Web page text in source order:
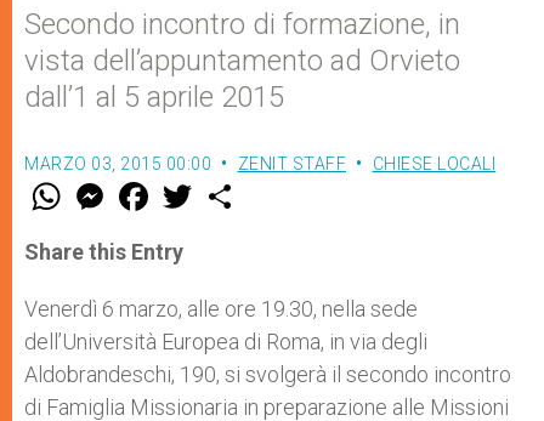
Secondo incontro di formazione, in
vista dell’appuntamento ad Orvieto
dall’1 al 5 aprile 2015
MARZO 03, 2015 00:00 ZENIT STAFF CHIESE LOCALI
W
t
s
p
p
M
e
s
e
g
e
r
F
a
e
b
o
k
w
r
Share this Entry
Venerdì 6 marzo, alle ore 19.30, nella sede
dell’Università Europea di Roma, in via degli
Aldobrandeschi, 190, si svolgerà il secondo incontro
di Famiglia Missionaria in preparazione alle Missioni